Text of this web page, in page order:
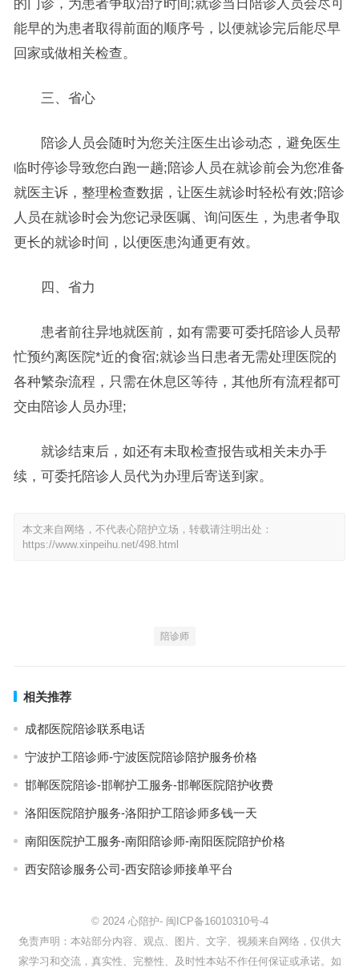
的门诊，为患者争取治疗时间;就诊当日陪诊人员会尽可
能早的为患者取得前面的顺序号，以便就诊完后能尽早
回家或做相关检查。
三、省心
陪诊人员会随时为您关注医生出诊动态，避免医生
临时停诊导致您白跑一趟;陪诊人员在就诊前会为您准备
就医主诉，整理检查数据，让医生就诊时轻松有效;陪诊
人员在就诊时会为您记录医嘱、询问医生，为患者争取
更长的就诊时间，以便医患沟通更有效。
四、省力
患者前往异地就医前，如有需要可委托陪诊人员帮
忙预约离医院*近的食宿;就诊当日患者无需处理医院的
各种繁杂流程，只需在休息区等待，其他所有流程都可
交由陪诊人员办理;
就诊结束后，如还有未取检查报告或相关未办手
续，可委托陪诊人员代为办理后寄送到家。
本文来自网络，不代表心陪护立场，转载请注明出处：
https://www.xinpeihu.net/498.html
陪诊师
相关推荐
成都医院陪诊联系电话
宁波护工陪诊师-宁波医院陪诊陪护服务价格
邯郸医院陪诊-邯郸护工服务-邯郸医院陪护收费
洛阳医院陪护服务-洛阳护工陪诊师多钱一天
南阳医院护工服务-南阳陪诊师-南阳医院陪护价格
西安陪诊服务公司-西安陪诊师接单平台
© 2024 心陪护- 闽ICP备16010310号-4
免责声明：本站部分内容、观点、图片、文字、视频来自网络，仅供大
家学习和交流，真实性、完整性、及时性本站不作任何保证或承诺。如